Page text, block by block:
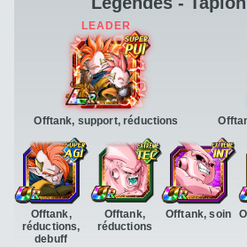
Offtank, support, réductions
Offtank,
réductions,
debuff
Offtank,
réductions
Offtank, soin